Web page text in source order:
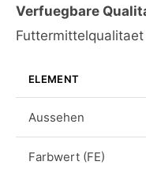
Verfuegbare
Futtermittelqualitaet
ELEMENT
Aussehen
Farbwert (FE)